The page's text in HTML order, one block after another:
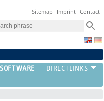
Sitemap Imprint Contact
SOFTWARE